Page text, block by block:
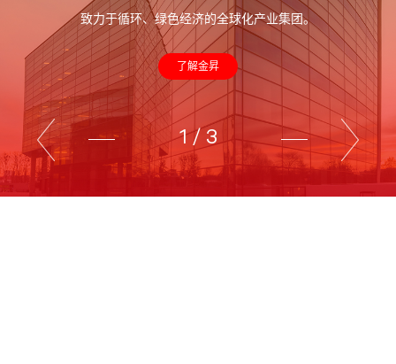
致力于循环、绿色经济的全球化产业集团。
了解金昇
1/ 3